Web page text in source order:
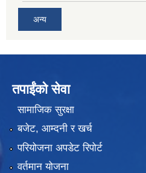
अन्य
तपाईंको सेवा
सामाजिक सुरक्षा
बजेट, आम्दनी र खर्च
परियोजना अपडेट रिपोर्ट
वर्तमान योजना